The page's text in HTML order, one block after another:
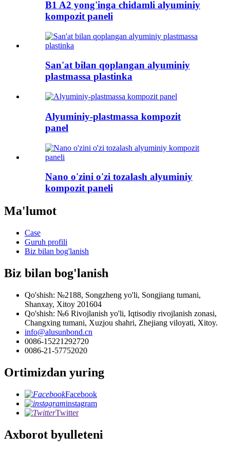
B1 A2 yong'inga chidamli alyuminiy
kompozit paneli
San'at bilan qoplangan alyuminiy
plastmassa plastinka
Alyuminiy-plastmassa kompozit
panel
Nano o'zini o'zi tozalash alyuminiy
kompozit paneli
Ma'lumot
Case
Guruh profili
Biz bilan bog'lanish
Biz bilan bog'lanish
Qo'shish: №2188, Songzheng yo'li, Songjiang tumani,
Shanxay, Xitoy 201604
Qo'shish: №6 Rivojlanish yo'li, Iqtisodiy rivojlanish zonasi,
Changxing tumani, Xuzjou shahri, Zhejiang viloyati, Xitoy.
info@alusunbond.cn
0086-15221292720
0086-21-57752020
Ortimizdan yuring
Facebook
instagram
Twitter
Axborot byulleteni